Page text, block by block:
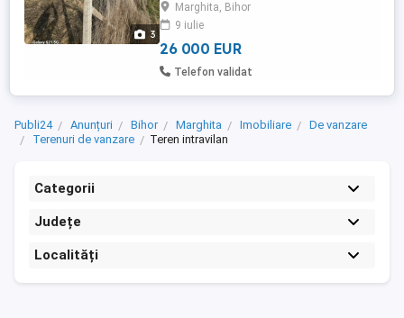
3
Marghita, Bihor
9 iulie
26 000 EUR
Telefon validat
Publi24 Anunțuri Bihor Marghita Imobiliare
De vanzare
Terenuri de vanzare
Teren intravilan
Categorii
Județe
Localități